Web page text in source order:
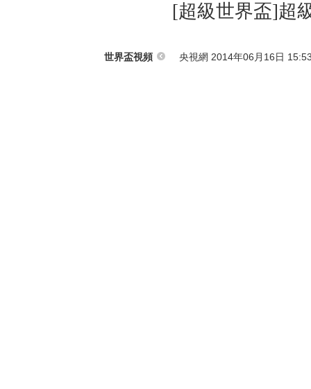
[超級世界盃]超
世界盃視頻 央視網 2014年06月16日